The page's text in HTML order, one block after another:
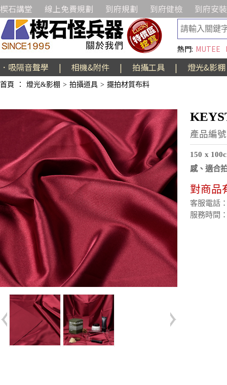
楔石講堂 線上免費規劃 到府規劃 到府健檢 到府安裝
熱門: MUTEE
．吸隔音聲學 | 相機&附件 | 拍攝工具 | 燈光&影棚
首頁 ： 燈光&影棚 > 拍攝道具 > 擺拍材質布料
產品編
150 x
感、適合
對商品
客服電話
服務時間